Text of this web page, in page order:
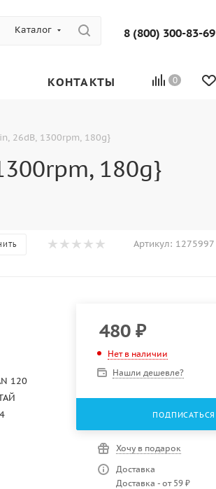
Каталог 8 (800) 300-83-69
0
КОНТАКТЫ
26dB, 1300rpm, 180g}
180g}
Артикул: 1275997
120
480₽
Нет в наличии
Нашли дешевле?
ПОДПИСАТЬСЯ
Хочу в подарок
Доставка
Доставка - от 59 ₽